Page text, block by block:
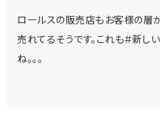
ロールスの販売店もお客様の層
売れてるそうです。これも＃新し
ね。。。